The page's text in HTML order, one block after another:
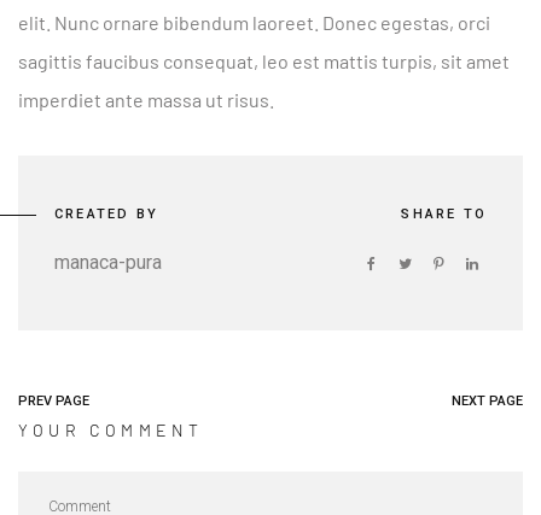
elit. Nunc ornare bibendum laoreet. Donec egestas, orci
sagittis faucibus consequat, leo est mattis turpis, sit amet
imperdiet ante massa ut risus.
CREATED BY
manaca-pura
SHARE TO
PREV PAGE NEXT PAGE
YOUR COMMENT